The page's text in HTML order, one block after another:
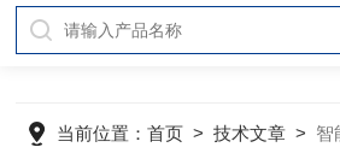
当前位置：首页 >技术文章 > 智能